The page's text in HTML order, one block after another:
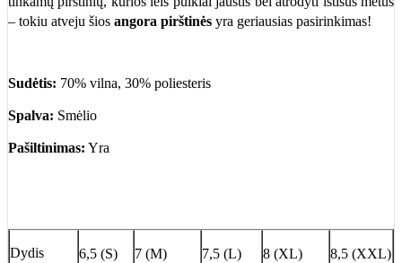
– tokiu atveju šios angora pirštinės yra geriausias pasirinkimas!
Sudėtis: 70% vilna, 30% poliesteris
Spalva: Smėlio
Pašiltinimas: Yra
Dydis 6,5 (S) 7 (M) 7,5 (L) 8 (XL) 8,5 (XXL)